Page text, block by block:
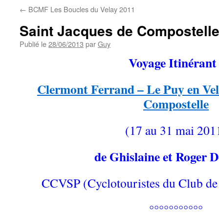
← BCMF Les Boucles du Velay 2011
Saint Jacques de Compostelle
Publié le28/06/2013 parGuy
Voyage
Clermont Ferrand – Le Puy en
Compostelle
(17 au 31 mai
de Ghislaine et Roger
CCVSP (Cyclotouristes du Club
°°°°°°°°°°°